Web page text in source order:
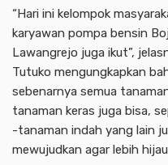
“Hari ini kelompok
karyawan pompa bensin
Lawangrejo juga ikut”,
Tutuko mengungkapkan
sebenarnya semua
tanaman keras juga bisa,
-tanaman indah yang lain
mewujudkan agar lebih